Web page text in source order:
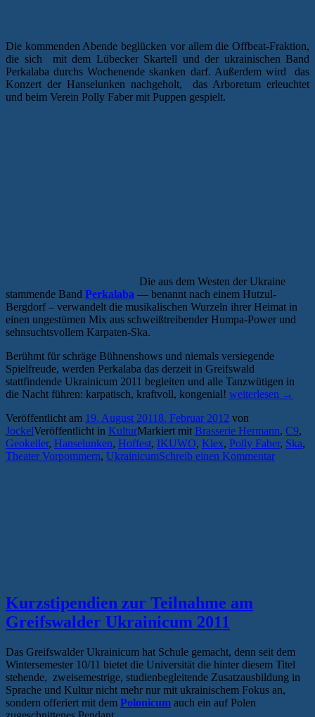
Die kommenden Abende beglücken vor allem die Offbeat-Fraktion,
die sich mit dem Lübecker Skartell und der ukrainischen Band
Perkalaba durchs Wochenende skanken darf. Außerdem wird das
Konzert der Hanselunken nachgeholt, das Arboretum erleuchtet
und beim Verein Polly Faber mit Puppen gespielt.
Die aus dem Westen der Ukraine
stammende Band Perkalaba — benannt nach einem Hutzul-
Bergdorf – verwandelt die musikalischen Wurzeln ihrer Heimat in
einen ungestümen Mix aus schweißtreibender Humpa-Power und
sehnsuchtsvollem Karpaten-Ska.
Berühmt für schräge Bühnenshows und niemals versiegende
Spielfreude, werden Perkalaba das derzeit in Greifswald
stattfindende Ukrainicum 2011 begleiten und alle Tanzwütigen in
die Nacht führen: karpatisch, kraftvoll, kongenial! „Kurze
lange
Nächte
–
das
weiterlesen →
Veröffentlicht am 19. August 20118. Februar 2012 von
JockelVeröffentlicht in KulturMarkiert mit Brasserie Hermann, C9,
Geokeller, Hanselunken, Hoffest, IKUWO, Klex, Polly Faber, Ska,
Theater Vorpommern, UkrainicumSchreib einen Kommentar
Kurzstipendien zur Teilnahme am
Greifswalder Ukrainicum 2011
Das Greifswalder Ukrainicum hat Schule gemacht, denn seit dem
Wintersemester 10/11 bietet die Universität die hinter diesem Titel
stehende, zweisemestrige, studienbegleitende Zusatzausbildung in
Sprache und Kultur nicht mehr nur mit ukrainischem Fokus an,
sondern offeriert mit dem Polonicum auch ein auf Polen